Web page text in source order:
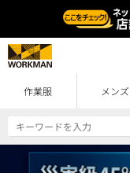
作業服 メンズ